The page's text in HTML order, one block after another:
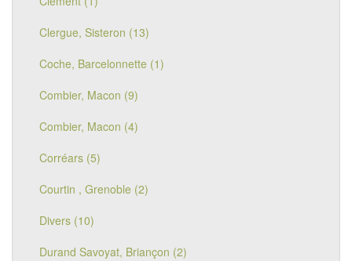
Clergue, Sisteron (13)
Coche, Barcelonnette (1)
Combier, Macon (9)
Combier, Macon (4)
Corréars (5)
Courtin , Grenoble (2)
Divers (10)
Durand Savoyat, Briançon (2)